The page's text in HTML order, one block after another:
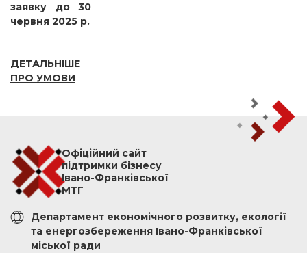
заявку до 30
червня 2025 р.
ДЕТАЛЬНІШЕ
ПРО УМОВИ
Офіційний сайт
підтримки бізнесу
Івано-Франківської
МТГ
Департамент економічного розвитку, екології
та енергозбереження Івано-Франківської
міської ради